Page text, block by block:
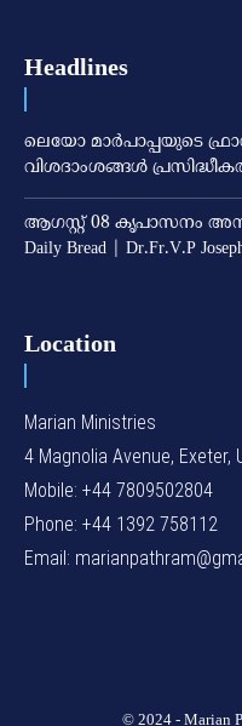
Headlines
ലെയോ മാര്‍പാപ്പയുടെ
വിശദാംശങ്ങള്‍
ആഗസ്റ്റ് 08 കൃപാസനം
Daily Bread | Dr.Fr.V.P
Location
Marian Ministries
4 Magnolia Avenue, Exeter,
Mobile: +44 7809502804
Phone: +44 1392 758112
Email:
© 2024 - Marian